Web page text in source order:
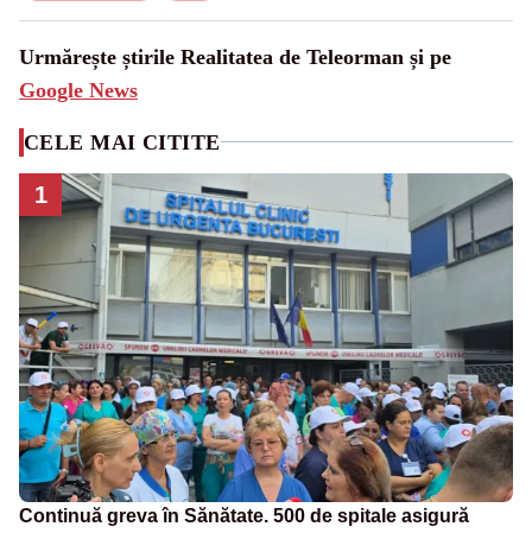
Urmărește știrile Realitatea de Teleorman și pe
Google News
CELE MAI CITITE
1
Continuă greva în Sănătate. 500 de spitale asigură